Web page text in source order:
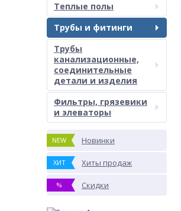
Теплые полы
Трубы и фитинги
Трубы
канализационные,
соединительные
детали и изделия
Фильтры, грязевики
и элеваторы
NEW Новинки
ХИТ Хиты продаж
% Скидки